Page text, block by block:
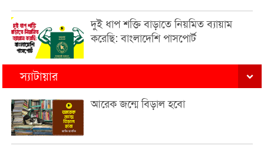
দুই ধাপ শক্তি বাড়াতে নিয়মিত ব্যায়াম
করেছি: বাংলাদেশি পাসপোর্ট
স্যাটায়ার
আরেক জন্মে বিড়াল হবো